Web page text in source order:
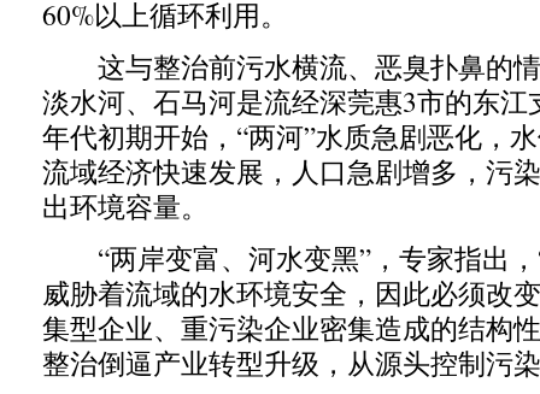
60%以上循环利用。
这与整治前污水横流、恶臭扑鼻的
淡水河、石马河是流经深莞惠3市的东江
年代初期开始，“两河”水质急剧恶化，
流域经济快速发展，人口急剧增多，污
出环境容量。
“两岸变富、河水变黑”，专家指出，
威胁着流域的水环境安全，因此必须改
集型企业、重污染企业密集造成的结构
整治倒逼产业转型升级，从源头控制污